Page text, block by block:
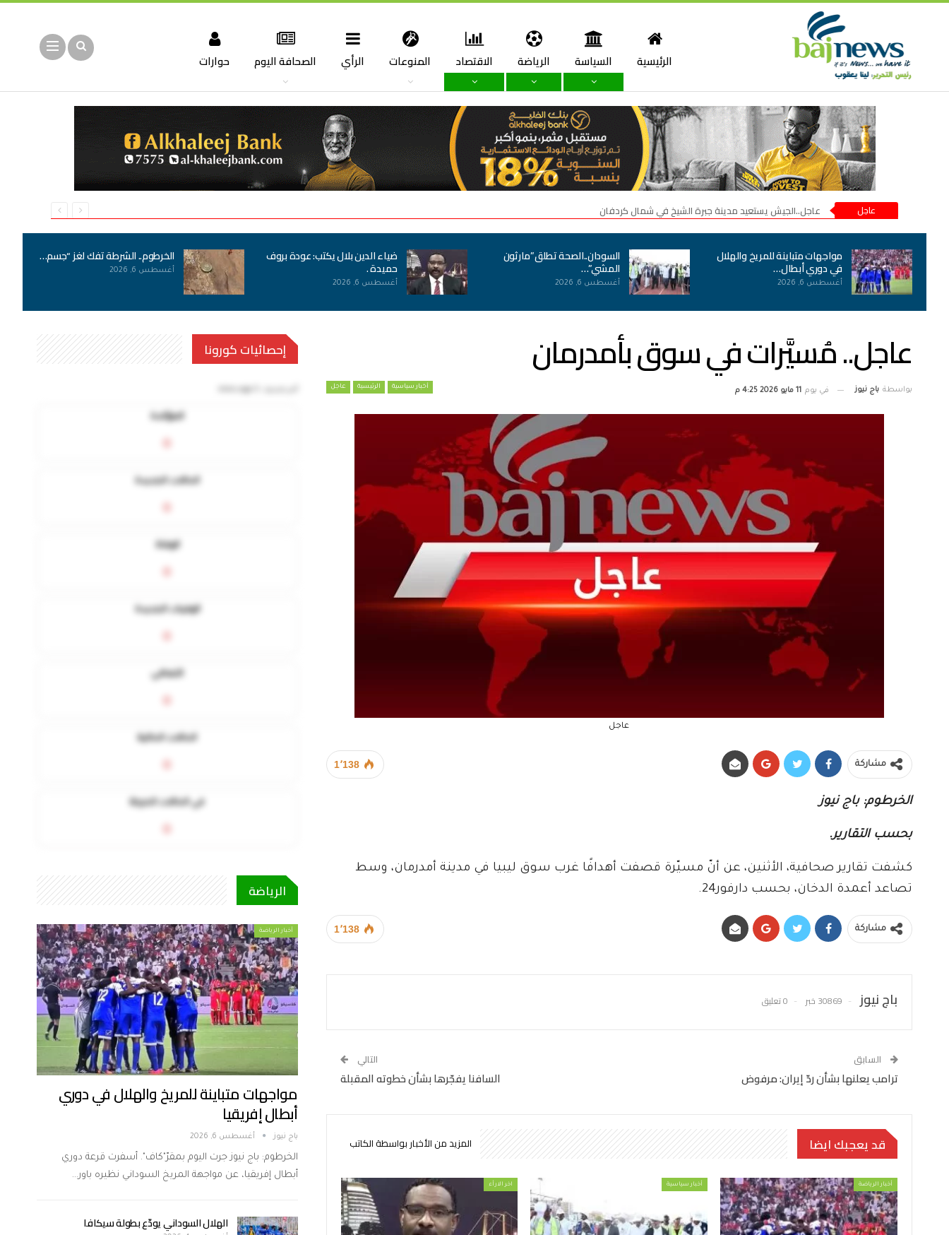
الرئيسية السياسة الرياضة الاقتصاد المنوعات الرأي الصحافة اليوم حوارات
عاجل عاجل..الجيش يستعيد مدينة جبرة الشيخ في شمال كردفان
مواجهات متباينة للمريخ والهلال
في دوري أبطال…
أغسطس 6, 2026
السودان..الصحة تطلق”مارثون
المشي”…
أغسطس 6, 2026
ضياء الدين بلال يكتب: عودة بروف
حميدة .
أغسطس 6, 2026
الخرطوم.. الشرطة تفك لغز “جسم…
أغسطس 6, 2026
عاجل.. مُسيَّرات في سوق بأمدرمان
أخبار سياسية الرئيسية عاجل بواسطة باج نيوز في يوم 11 مايو 2026 4:25 م
عاجل
1٬138 مشاركة
الخرطوم: باج نيوز
بحسب التقارير.
كشفت تقارير صحافية، الأثنين، عن أنّ مسيّرة قصفت أهدافًا غرب سوق ليبيا في مدينة أمدرمان، وسط
تصاعد أعمدة الدخان، بحسب دارفور24.
1٬138 مشاركة
باج نيوز 30869 خبر 0 تعليق
السابق
ترامب يعلنها بشأن ردّ إيران: مرفوض
التالي
السافنا يفجّرها بشأن خطوته المقبلة
قد يعجبك ايضا المزيد من الأخبار بواسطة الكاتب
أخبار الرياضة أخبار سياسية اخر الارأء
إحصائيات كورونا
التعافي
في الحالات الحرجة
الرياضة
أخبار الرياضة
مواجهات متباينة للمريخ والهلال في دوري
أبطال إفريقيا
باج نيوز أغسطس 6, 2026
الخرطوم: باج نيوز جرت اليوم بمقرّ"كاف". أسفرت قرعة دوري
أبطال إفريقيا، عن مواجهة المريخ السوداني نظيره باور…
الهلال السوداني يودّع بطولة سيكافا